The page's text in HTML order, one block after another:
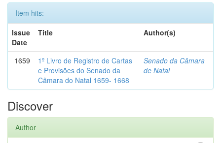
Item hits:
Issue
Date
Title Author(s)
1659
1º Livro de Registro de Cartas
e Provisões do Senado da
Câmara do Natal 1659- 1668
Senado da Câmara
de Natal
Discover
Author